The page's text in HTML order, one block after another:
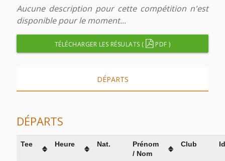
Aucune description pour cette compétition n'est
disponible pour le moment...
TÉLÉCHARGER LES RÉSULATS ( PDF )
DÉPARTS
DÉPARTS
Tee Heure Nat.
Prénom
/ Nom
Club